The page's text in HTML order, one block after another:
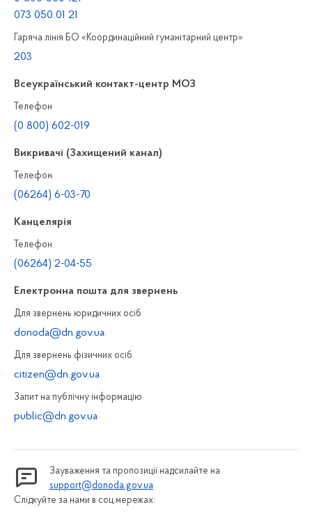
073 050 01 21
Гаряча лінія БО «Координаційний гуманітарний центр»
203
Всеукраїнський контакт-центр МОЗ
Телефон
(0 800) 602-019
Викривачі (Захищений канал)
Телефон
(06264) 6-03-70
Канцелярiя
Телефон
(06264) 2-04-55
Електронна пошта для звернень
Для звернень юридичних осiб
donoda@dn.gov.ua
Для звернень фізичних осiб
citizen@dn.gov.ua
Запит на публiчну інформацiю
public@dn.gov.ua
Зауваження та пропозиції надсилайте на
support@donoda.gov.ua
Слідкуйте за нами в соц.мережах: